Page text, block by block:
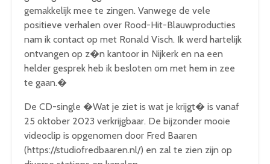
gemakkelijk mee te zingen. Vanwege de vele
positieve verhalen over Rood-Hit-Blauwproducties
nam ik contact op met Ronald Visch. Ik werd hartelijk
ontvangen op z�n kantoor in Nijkerk en na een
helder gesprek heb ik besloten om met hem in zee
te gaan.�
De CD-single �Wat je ziet is wat je krijgt� is vanaf
25 oktober 2023 verkrijgbaar. De bijzonder mooie
videoclip is opgenomen door Fred Baaren
(https://studiofredbaaren.nl/) en zal te zien zijn op